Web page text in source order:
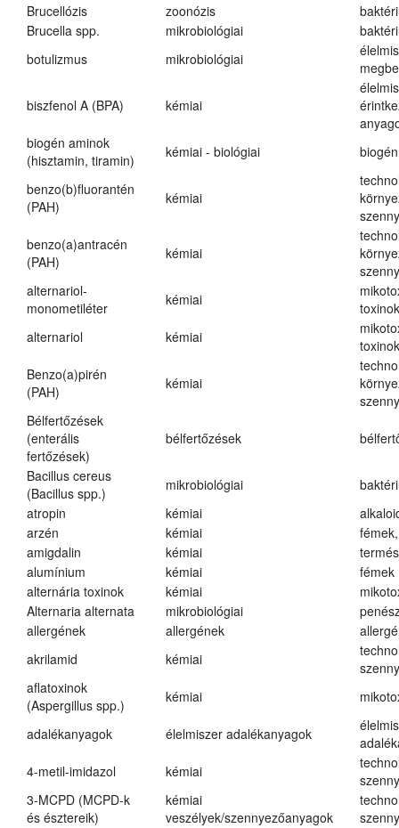
Brucellózis
zoonózis
Brucella spp.
mikrobiológiai
botulizmus
mikrobiológiai
biszfenol A (BPA) kémiai
biogén aminok
(hisztamin, tiramin)
kémiai - biológiai
benzo(b)fluorantén
(PAH)
kémiai
benzo(a)antracén
(PAH)
kémiai
alternariol-
monometiléter
kémiai
toxinok
alternariol
kémiai
toxinok
Benzo(a)pirén
(PAH)
kémiai
Bélfertőzések
(enterális
fertőzések)
bélfertőzések
Bacillus cereus
(Bacillus spp.)
mikrobiológiai
atropin
kémiai
arzén
kémiai
amigdalin
kémiai
alumínium
kémiai
fémek
alternária toxinok
kémiai
Alternaria alternata
mikrobiológiai
allergének
allergének
akrilamid
kémiai
aflatoxinok
(Aspergillus spp.)
kémiai
adalékanyagok élelmiszer adalékanyagok
4-metil-imidazol
kémiai
3-MCPD (MCPD-k
és észtereik)
kémiai
veszélyek/szennyezőanyagok